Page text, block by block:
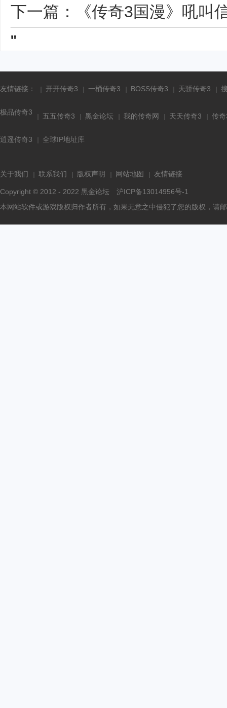
下一篇：《传奇3国漫》吼叫
"
友情链接： 开开传奇3 一桶传奇3 BOSS传奇3 天骄传奇3
极品传奇3 五五传奇3 黑金论坛 我的传奇网 天天传奇3 传
逍遥传奇3 全球IP地址库
关于我们 联系我们 版权声明 网站地图 友情链接
Copyright © 2012 - 2022 黑金论坛 沪ICP备13014956号-1
本网站软件或游戏版权归作者所有，如果无意之中侵犯了您的版权，请